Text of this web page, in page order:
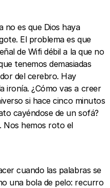
no es que Dios haya
El problema es que
de Wifi débil a la que no
tenemos demasiadas
del cerebro. Hay
ironía. ¿Cómo vas a creer
si hace cinco minutos
cayéndose de un sofá?
Nos hemos roto el
cuando las palabras se
una bola de pelo: recurro